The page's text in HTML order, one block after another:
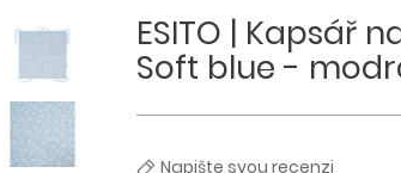
ESITO | Kapsář
Soft blue -
Napište svou recenzi